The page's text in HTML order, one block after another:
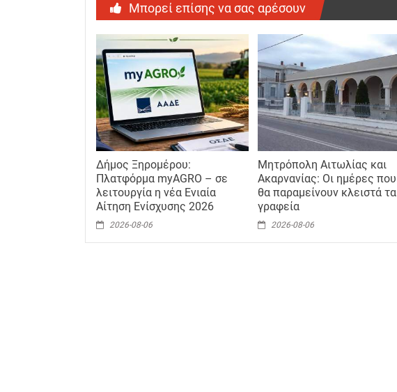
Μπορεί επίσης να σας αρέσουν
Δήμος Ξηρομέρου:
Πλατφόρμα myAGRO – σε
λειτουργία η νέα Ενιαία
Αίτηση Ενίσχυσης 2026
2026-08-06
Μητρόπολη Αιτωλίας και
Ακαρνανίας: Οι ημέρες που
θα παραμείνουν κλειστά τα
γραφεία
2026-08-06